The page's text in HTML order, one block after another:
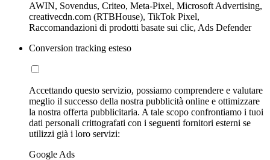
AWIN, Sovendus, Criteo, Meta-Pixel, Microsoft Advertising,
creativecdn.com (RTBHouse), TikTok Pixel,
Raccomandazioni di prodotti basate sui clic, Ads Defender
Conversion tracking esteso
Accettando questo servizio, possiamo comprendere e valutare
meglio il successo della nostra pubblicità online e ottimizzare
la nostra offerta pubblicitaria. A tale scopo confrontiamo i tuoi
dati personali crittografati con i seguenti fornitori esterni se
utilizzi già i loro servizi:
Google Ads